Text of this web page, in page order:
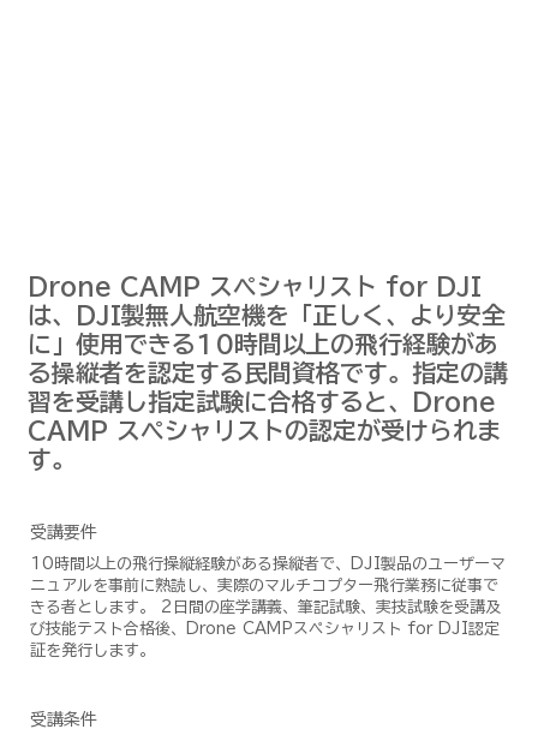
Drone CAMP スペシャリスト for DJI
は、DJI製無人航空機を「正しく、より安全
に」使用できる10時間以上の飛行経験があ
る操縦者を認定する民間資格です。指定の講
習を受講し指定試験に合格すると、Drone
CAMP スペシャリストの認定が受けられま
す。
受講要件
10時間以上の飛行操縦経験がある操縦者で、DJI製品のユーザーマ
ニュアルを事前に熟読し、実際のマルチコプター飛行業務に従事で
きる者とします。 2日間の座学講義、筆記試験、実技試験を受講及
び技能テスト合格後、Drone CAMPスペシャリスト for DJI認定
証を発行します。​
受講条件